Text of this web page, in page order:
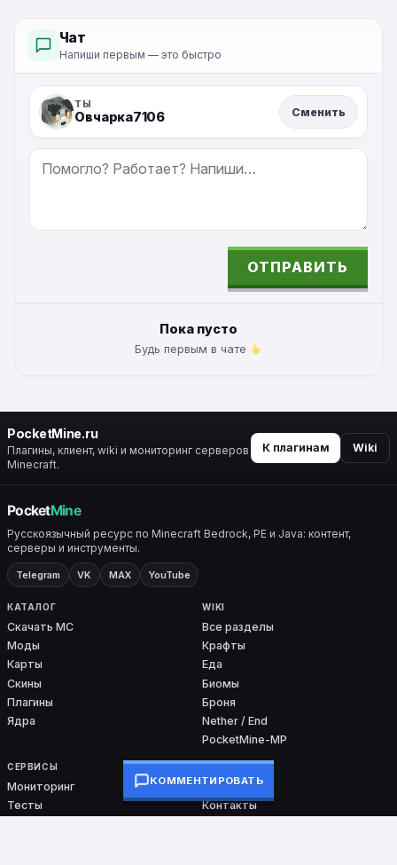
Чат
Напиши первым — это быстро
ТЫ
Овчарка7106 Сменить
СООБЩЕНИЕ
ОТПРАВИТЬ
Пока пусто
Будь первым в чате
PocketMine.ru
Плагины, клиент, wiki и мониторинг серверов
Minecraft.
К плагинам Wiki
Русскоязычный ресурс по Minecraft Bedrock, PE и Java: контент,
серверы и инструменты.
Telegram VK MAX YouTube
КАТАЛОГ
Скачать MC
Моды
Карты
Скины
Плагины
Ядра
WIKI
Все разделы
Крафты
Еда
Биомы
Броня
Nether / End
PocketMine-MP
СЕРВИСЫ
Мониторинг
Тесты
ПРОЕКТ
О проекте
Контакты
КОММЕНТИРОВАТЬ